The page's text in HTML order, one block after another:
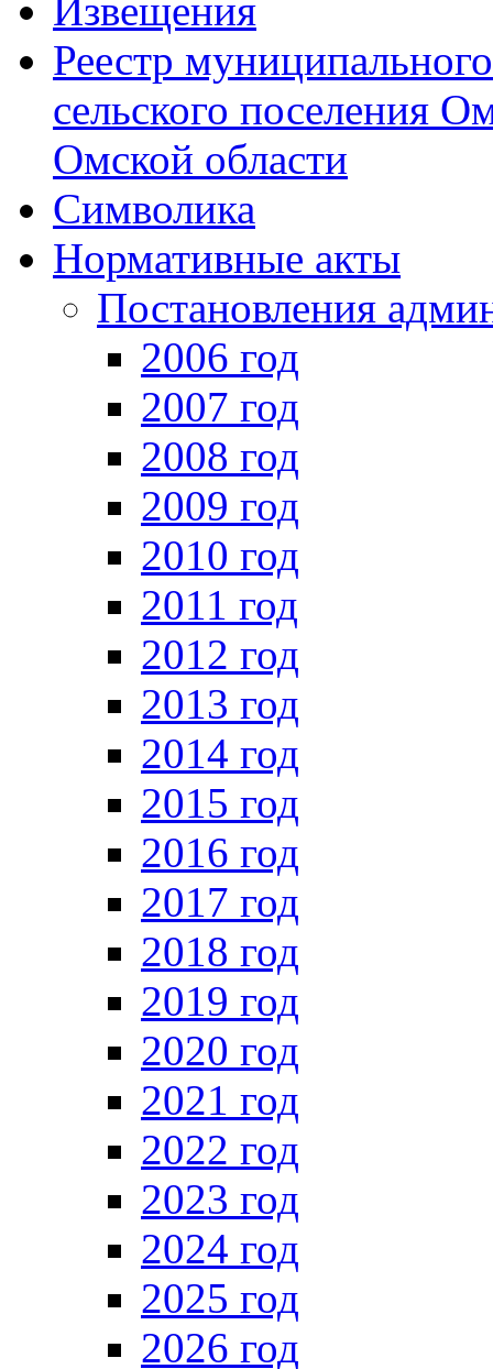
Извещения
Реестр
сельского поселения
Омской области
Символика
Нормативные акты
Постановления
2006 год
2007 год
2008 год
2009 год
2010 год
2011 год
2012 год
2013 год
2014 год
2015 год
2016 год
2017 год
2018 год
2019 год
2020 год
2021 год
2022 год
2023 год
2024 год
2025 год
2026 год